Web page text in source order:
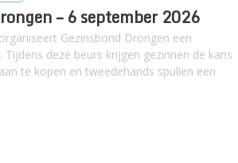
– 6 september 2026
Gezinsbond Drongen een
deze beurs krijgen gezinnen de kans
te kopen en tweedehands spullen een